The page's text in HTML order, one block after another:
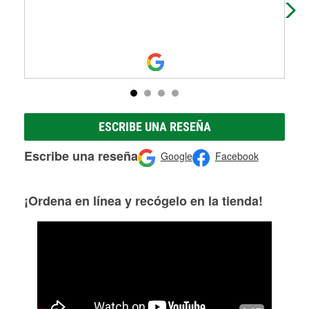
ESCRIBE UNA RESEÑA
Escribe una reseña Google Facebook
¡Ordena en línea y recógelo en la tienda!